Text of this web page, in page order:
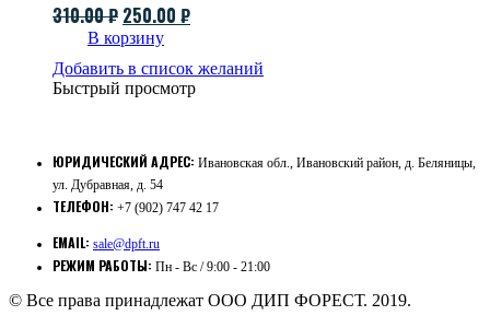
310.00₽ Первоначальная
цена
составляла
310.00 ₽.
250.00 ₽Текущая
250.00 ₽.
В корзину
Добавить в список желаний
Быстрый просмотр
ЮРИДИЧЕСКИЙ АДРЕС: Ивановская обл., Ивановский район, д. Беляницы,
ул. Дубравная, д. 54
ТЕЛЕФОН: +7 (902) 747 42 17
EMAIL: sale@dpft.ru
РЕЖИМ РАБОТЫ: Пн - Вс / 9:00 - 21:00
© Все права принадлежат ООО ДИП ФОРЕСТ. 2019.